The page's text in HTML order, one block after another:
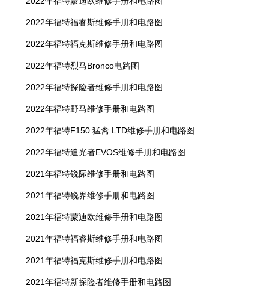
2022年福特福睿斯维修手册和电路图
2022年福特福克斯维修手册和电路图
2022年福特烈马Bronco电路图
2022年福特探险者维修手册和电路图
2022年福特野马维修手册和电路图
2022年福特F150 猛禽 LTD维修手册和电路图
2022年福特追光者EVOS维修手册和电路图
2021年福特锐际维修手册和电路图
2021年福特锐界维修手册和电路图
2021年福特蒙迪欧维修手册和电路图
2021年福特福睿斯维修手册和电路图
2021年福特福克斯维修手册和电路图
2021年福特新探险者维修手册和电路图